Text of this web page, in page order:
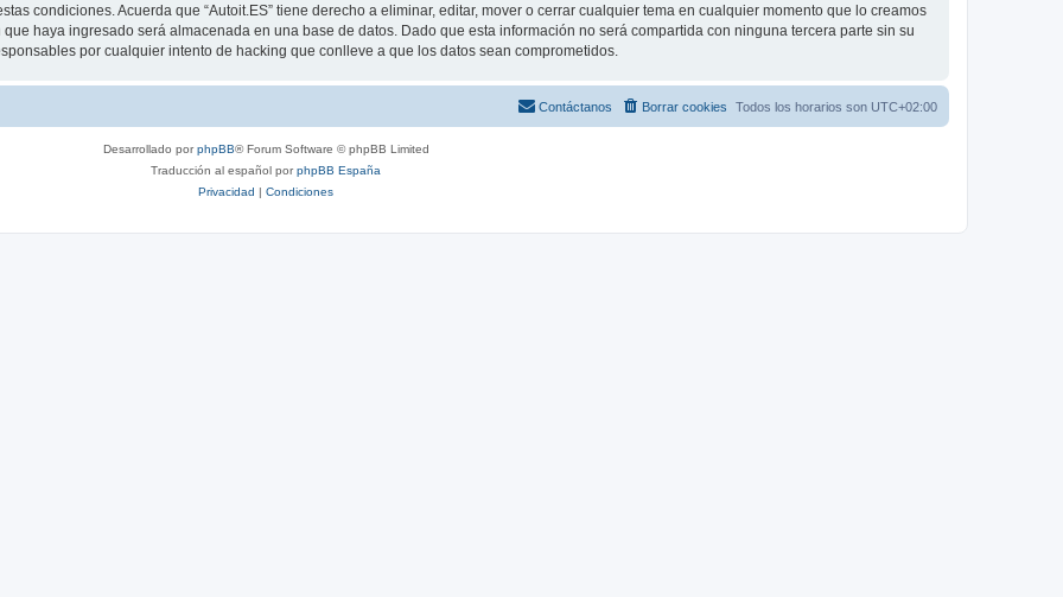
condiciones. Acuerda que “Autoit.ES” tiene derecho a eliminar, editar, mover o cerrar cualquier tema en cualquier momento que lo creamos
haya ingresado será almacenada en una base de datos. Dado que esta información no será compartida con ninguna tercera parte sin su
por cualquier intento de hacking que conlleve a que los datos sean comprometidos.
Todos los horarios son UTC+02:00
Borrar cookies
Contáctanos
Desarrollado porphpBB® Forum Software © phpBB Limited
Traducción al español porphpBB España
Privacidad | Condiciones